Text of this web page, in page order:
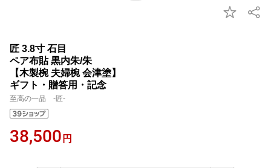
匠 3.8寸 石目
ペア布貼 黒内朱/朱
【木製椀 夫婦椀 会津塗】
ギフト・贈答用・記念
至高の一品 -匠-
38,500 円